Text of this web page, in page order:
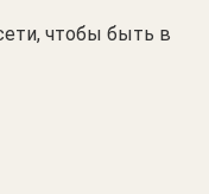
чтобы быть в